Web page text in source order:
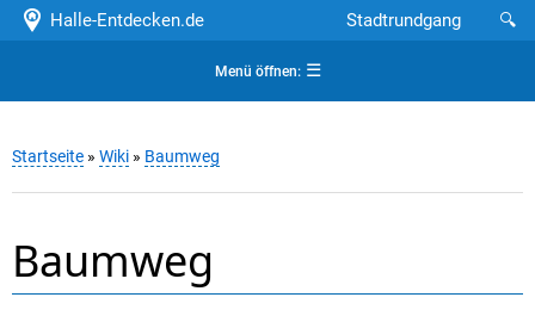
Halle-Entdecken.de 🔍
Stadtrundgang
Menü öffnen:☰
Startseite » Wiki » Baumweg
Baumweg